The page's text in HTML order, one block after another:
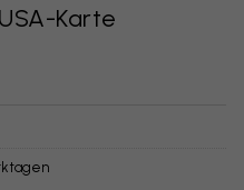
Karte